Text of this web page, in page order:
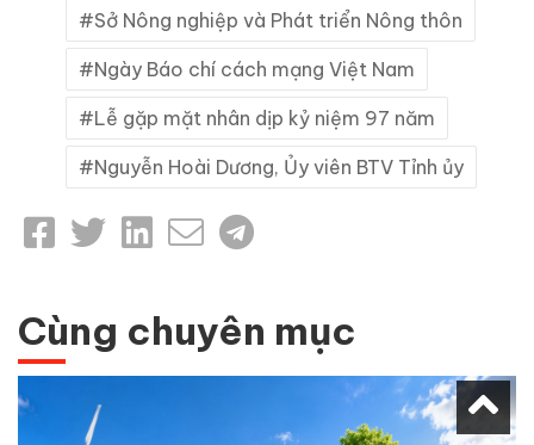
Sở Nông nghiệp và Phát triển Nông thôn
Ngày Báo chí cách mạng Việt Nam
Lễ gặp mặt nhân dịp kỷ niệm 97 năm
Nguyễn Hoài Dương, Ủy viên BTV Tỉnh ủy
Cùng chuyên mục